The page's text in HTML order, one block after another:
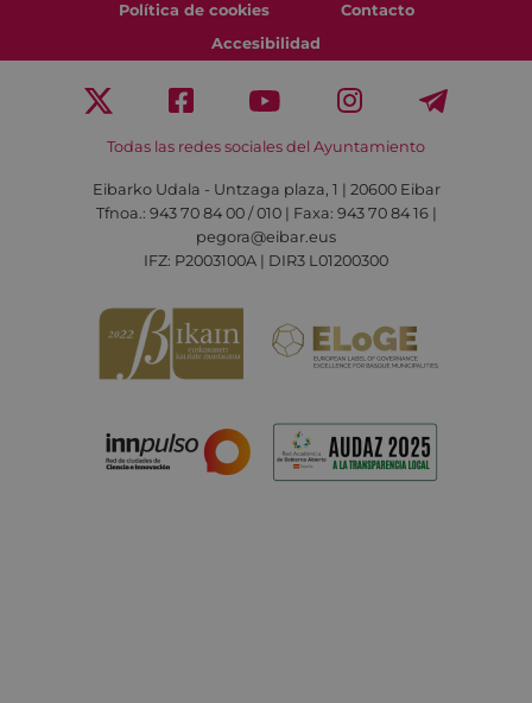
Política de cookies
Contacto
Accesibilidad
Todas las redes sociales del Ayuntamiento
Eibarko Udala - Untzaga plaza, 1 | 20600 Eibar
Tfnoa.: 943 70 84 00 / 010 | Faxa: 943 70 84 16 |
pegora@eibar.eus
IFZ: P2003100A | DIR3 L01200300